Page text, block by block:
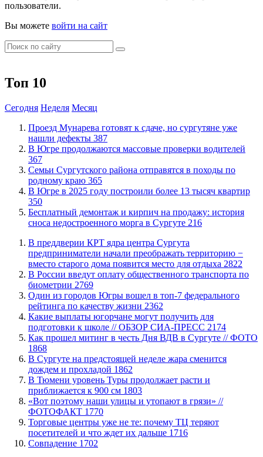
пользователи.
Вы можете войти на сайт
Топ 10
Сегодня Неделя Месяц
​Проезд Мунарева готовят к сдаче, но сургутяне уже
нашли дефекты 387
​В Югре продолжаются массовые проверки водителей
367
​Семьи Сургутского района отправятся в походы по
родному краю 365
​В Югре в 2025 году построили более 13 тысяч квартир
350
​Бесплатный демонтаж и кирпич на продажу: история
сноса недостроенного морга в Сургуте 216
​В преддверии КРТ ядра центра Сургута
предприниматели начали преображать территорию −
вместо старого дома появится место для отдыха 2822
В России введут оплату общественного транспорта по
биометрии 2769
Один из городов Югры вошел в топ-7 федерального
рейтинга по качеству жизни 2362
Какие выплаты югорчане могут получить для
подготовки к школе // ОБЗОР СИА-ПРЕСС 2174
Как прошел митинг в честь Дня ВДВ в Сургуте // ФОТО
1868
В Сургуте на предстоящей неделе жара сменится
дождем и прохладой 1862
В Тюмени уровень Туры продолжает расти и
приближается к 900 см 1803
«Вот поэтому наши улицы и утопают в грязи» //
ФОТОФАКТ 1770
Торговые центры уже не те: почему ТЦ теряют
посетителей и что ждет их дальше 1716
​Совпадение 1702